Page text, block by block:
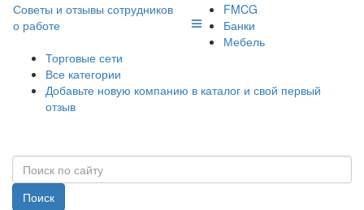
Советы и отзывы сотрудников
о работе
FMCG
Банки
Мебель
Торговые сети
Все категории
Добавьте новую компанию в каталог и свой первый
отзыв
Поиск